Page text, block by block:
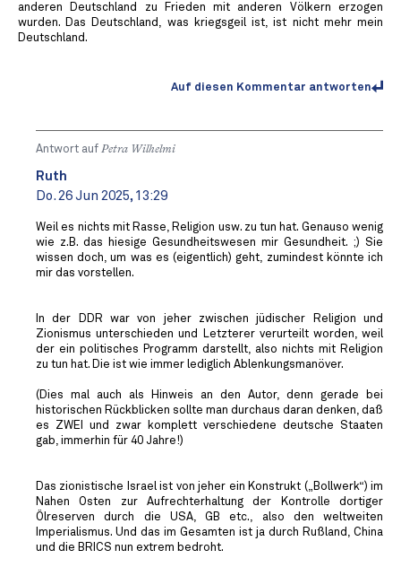
anderen Deutschland zu Frieden mit anderen Völkern erzogen
wurden. Das Deutschland, was kriegsgeil ist, ist nicht mehr mein
Deutschland.
Auf diesen Kommentar antworten
Antwort auf Petra Wilhelmi
Ruth
Do. 26 Jun 2025, 13:29
Weil es nichts mit Rasse, Religion usw. zu tun hat. Genauso wenig
wie z.B. das hiesige Gesundheitswesen mir Gesundheit. ;) Sie
wissen doch, um was es (eigentlich) geht, zumindest könnte ich
mir das vorstellen.
In der DDR war von jeher zwischen jüdischer Religion und
Zionismus unterschieden und Letzterer verurteilt worden, weil
der ein politisches Programm darstellt, also nichts mit Religion
zu tun hat. Die ist wie immer lediglich Ablenkungsmanöver.
(Dies mal auch als Hinweis an den Autor, denn gerade bei
historischen Rückblicken sollte man durchaus daran denken, daß
es ZWEI und zwar komplett verschiedene deutsche Staaten
gab, immerhin für 40 Jahre!)
Das zionistische Israel ist von jeher ein Konstrukt („Bollwerk“) im
Nahen Osten zur Aufrechterhaltung der Kontrolle dortiger
Ölreserven durch die USA, GB etc., also den weltweiten
Imperialismus. Und das im Gesamten ist ja durch Rußland, China
und die BRICS nun extrem bedroht.